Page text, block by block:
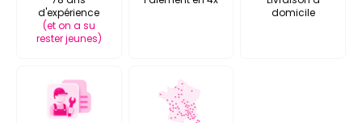
d'expérience
(et on a su
rester jeunes)
domicile